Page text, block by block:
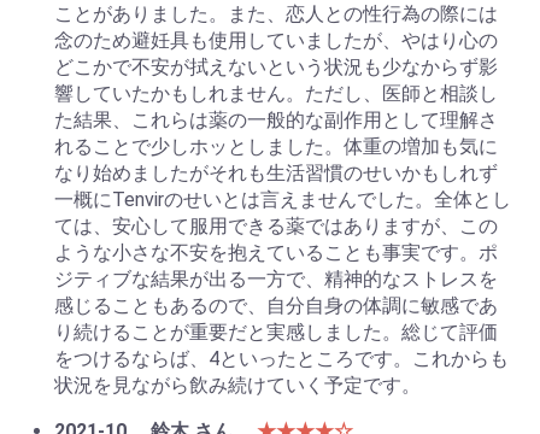
ことがありました。また、恋人との性行為の際には
念のため避妊具も使用していましたが、やはり心の
どこかで不安が拭えないという状況も少なからず影
響していたかもしれません。ただし、医師と相談し
た結果、これらは薬の一般的な副作用として理解さ
れることで少しホッとしました。体重の増加も気に
なり始めましたがそれも生活習慣のせいかもしれず
一概にTenvirのせいとは言えませんでした。全体とし
ては、安心して服用できる薬ではありますが、この
ような小さな不安を抱えていることも事実です。ポ
ジティブな結果が出る一方で、精神的なストレスを
感じることもあるので、自分自身の体調に敏感であ
り続けることが重要だと実感しました。総じて評価
をつけるならば、4といったところです。これからも
状況を見ながら飲み続けていく予定です。